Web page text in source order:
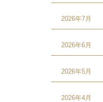
2026年7月
2026年6月
2026年5月
2026年4月